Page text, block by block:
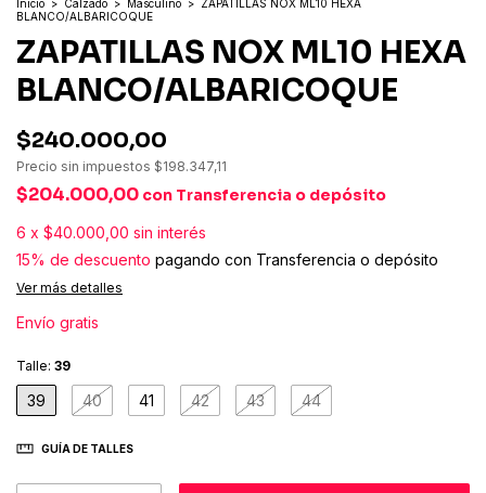
Inicio > Calzado > Masculino > ZAPATILLAS NOX ML10 HEXA
BLANCO/ALBARICOQUE
ZAPATILLAS NOX ML10 HEXA
BLANCO/ALBARICOQUE
$240.000,00
Precio sin impuestos $198.347,11
$204.000,00 con Transferencia o depósito
6 x $40.000,00 sin interés
15% de descuento pagando con Transferencia o depósito
Ver más detalles
Envío gratis
Talle: 39
39 40 41 42 43 44
GUÍA DE TALLES